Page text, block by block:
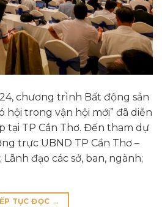
chương trình Bất động sản
hội trong vận hội mới” đã diễn
tại TP Cần Thơ. Đến tham dự
trực UBND TP Cần Thơ –
đạo các sở, ban, ngành;
TỤC ĐỌC →